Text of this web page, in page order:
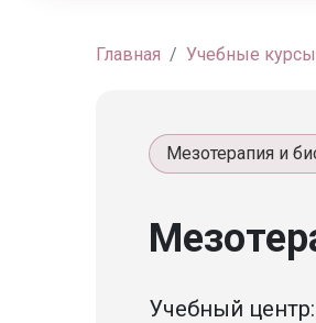
Главная Учебные курсы
Мезотерапия и
Учебный центр: